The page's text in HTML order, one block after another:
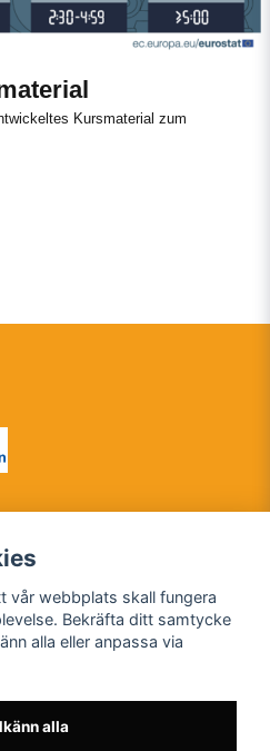
Kursmaterial zum
[Kommunikation]
spiegelt nur die Ansichten der
Autoren wider, und die
Kommission kann nicht für die
Verwendung verantwortlich
gemacht werden könnte.
vår webbplats skall fungera
Bekräfta ditt samtycke
alla eller anpassa via
alla